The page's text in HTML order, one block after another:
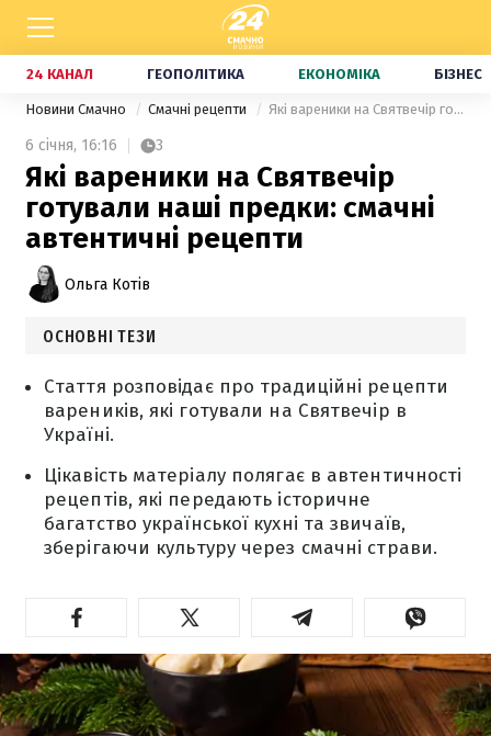
24 КАНАЛ ГЕОПОЛІТИКА ЕКОНОМІКА БІЗНЕС
Новини Смачно Смачні рецепти Які вареники на Святвечір готували наші предки: смачні автентичні рецепти
6 січня, 16:16 3
Які вареники на Святвечір
готували наші предки: смачні
автентичні рецепти
Ольга Котів
ОСНОВНІ ТЕЗИ
Стаття розповідає про традиційні рецепти
вареників, які готували на Святвечір в
Україні.
Цікавість матеріалу полягає в автентичності
рецептів, які передають історичне
багатство української кухні та звичаїв,
зберігаючи культуру через смачні страви.